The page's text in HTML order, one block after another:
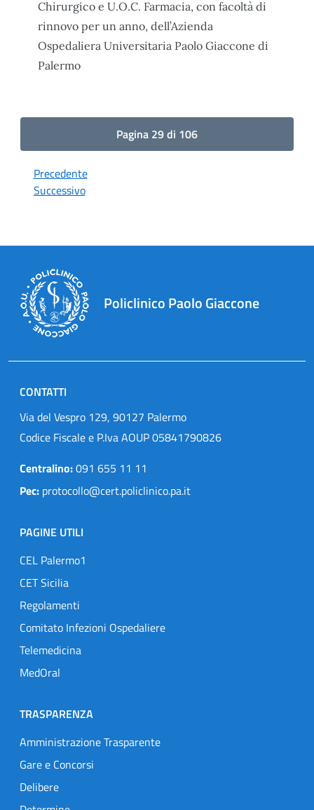
Chirurgico e U.O.C. Farmacia, con facoltà di
rinnovo per un anno, dell’Azienda
Ospedaliera Universitaria Paolo Giaccone di
Palermo
Pagina 29 di 106
Precedente
Successivo
Policlinico Paolo Giaccone
CONTATTI
Via del Vespro 129, 90127 Palermo
Codice Fiscale e P.Iva AOUP 05841790826
Centralino:091 655 11 11
Pec: protocollo@cert.policlinico.pa.it
PAGINE UTILI
CEL Palermo1
CET Sicilia
Regolamenti
Comitato Infezioni Ospedaliere
Telemedicina
MedOral
TRASPARENZA
Amministrazione Trasparente
Gare e Concorsi
Delibere